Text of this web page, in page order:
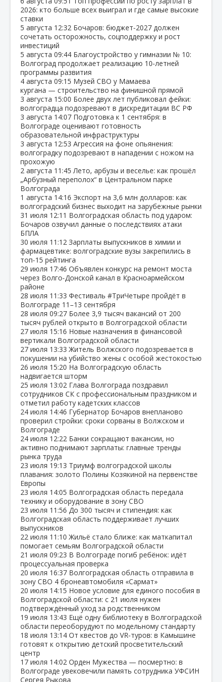
2026: кто больше всех выиграл и где самые высокие
ставки
5 августа 12:32 Бочаров: бюджет‑2027 должен
сочетать осторожность, соцподдержку и рост
инвестиций
5 августа 09:44 Благоустройство у гимназии № 10:
Волгоград продолжает реализацию 10‑летней
программы развития
4 августа 09:15 Музей СВО у Мамаева
кургана — строительство на финишной прямой
3 августа 15:00 Более двух лет публиковал фейки:
волгоградца подозревают в дискредитации ВС РФ
3 августа 14:07 Подготовка к 1 сентября: в
Волгограде оценивают готовность
образовательной инфраструктуры
3 августа 12:53 Агрессия на фоне опьянения:
волгоградку подозревают в нападении с ножом на
прохожую
2 августа 11:45 Лето, арбузы и веселье: как прошёл
„Арбузный переполох“ в Центральном парке
Волгограда
1 августа 14:16 Экспорт на 3,6 млн долларов: как
волгоградский бизнес выходит на зарубежные рынки
31 июля 12:11 Волгоградская область под ударом:
Бочаров озвучил данные о последствиях атаки
БПЛА
30 июля 11:12 Зарплаты выпускников в химии и
фармацевтике: волгоградские вузы закрепились в
топ‑15 рейтинга
29 июля 17:46 Объявлен конкурс на ремонт моста
через Волго‑Донской канал в Красноармейском
районе
28 июля 11:33 Фестиваль #ТриЧетыре пройдёт в
Волгограде 11–13 сентября
28 июля 09:27 Более 3,9 тысяч вакансий от 200
тысяч рублей открыто в Волгоградской области
27 июля 15:16 Новые назначения в финансовой
вертикали Волгоградской области
27 июля 13:33 Житель Волжского подозревается в
покушении на убийство жены с особой жестокостью
26 июля 15:20 На Волгоградскую область
надвигается шторм
25 июля 13:02 Глава Волгограда поздравил
сотрудников СК с профессиональным праздником и
отметил работу кадетских классов
24 июля 14:46 Губернатор Бочаров внепланово
проверил стройки: сроки сорваны в Волжском и
Волгограде
24 июля 12:22 Банки сокращают вакансии, но
активно поднимают зарплаты: главные тренды
рынка труда
23 июля 19:13 Триумф волгоградской школы
плавания: золото Полины Козякиной на первенстве
Европы
23 июля 14:05 Волгоградская область передала
технику и оборудование в зону СВО
23 июля 11:56 До 300 тысяч и стипендия: как
Волгоградская область поддерживает лучших
выпускников
22 июля 11:10 Жильё стало ближе: как маткапитал
помогает семьям Волгоградской области
21 июля 09:23 В Волгограде погиб ребёнок: идёт
процессуальная проверка
20 июля 16:37 Волгоградская область отправила в
зону СВО 4 бронеавтомобиля «Сармат»
20 июля 14:15 Новое условие для единого пособия в
Волгоградской области: с 21 июля нужен
подтверждённый уход за родственником
19 июля 13:43 Ещё одну библиотеку в Волгоградской
области переоборудуют по модельному стандарту
18 июля 13:14 От квестов до VR‑туров: в Камышине
готовят к открытию детский просветительский
центр
17 июля 14:02 Орден Мужества — посмертно: в
Волгограде увековечили память сотрудника УФСИН
Сергея Рыкова